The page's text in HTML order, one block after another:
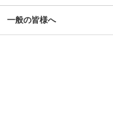
第14回日本がん相談研究
一般の皆様へ